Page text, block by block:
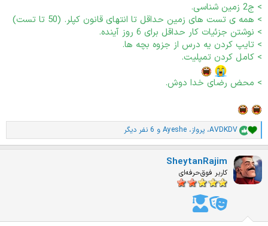
> محض رضای خدا دوش.
بوی سگ مرده گرفتم
> ج2 زمین شناسی.
> همه ی تست های زمین حداقل تا انتهای قانون کپلر. (50 تا تست)
> نوشتن جزئیات کار حداقل برای 6 روز آینده.
> تایپ کردن یه درس از جزوه بچه ها.
> کامل کردن تمپلیت.
> محض رضای خدا دوش.
ا
م
ت
ی
ز
AVDKDV، پرواز، Ayeshe و 6 نفر دیگر
SheytanRajim
کاربر فوق‌حرفه‌ای